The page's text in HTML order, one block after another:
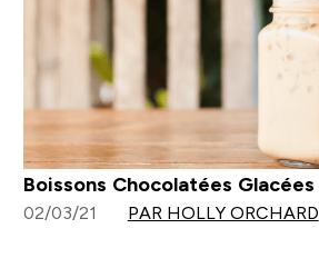
Boissons Chocolatées Glacées
02/03/21 PAR HOLLY ORCHARD